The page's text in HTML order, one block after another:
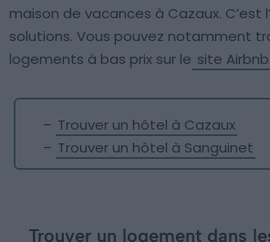
maison de vacances à Cazaux. C’est
solutions. Vous pouvez notamment
logements à bas prix sur le site Airbnb
– Trouver un hôtel à Cazaux
– Trouver un hôtel à Sanguinet
Trouver un logement dans